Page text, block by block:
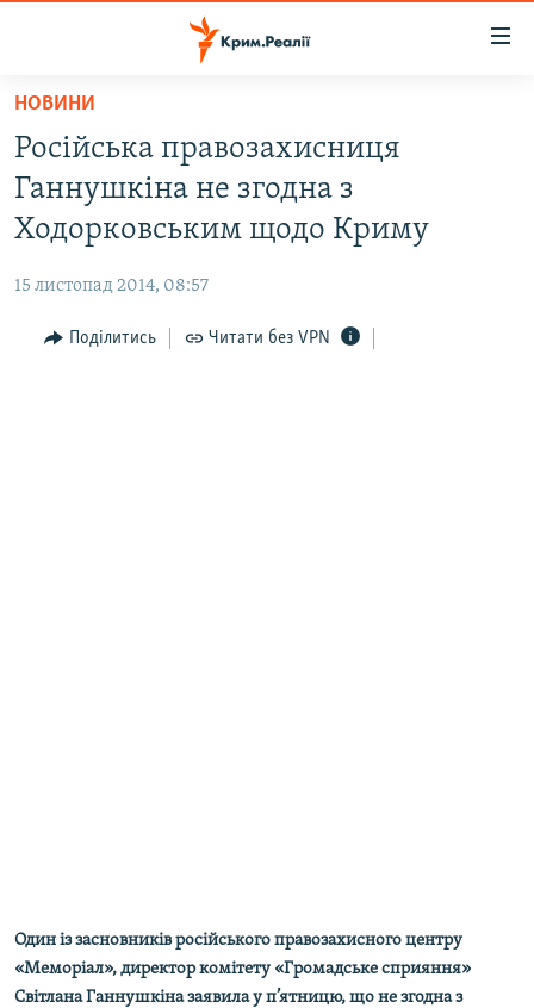
Перейти
основного
матеріалу
Перейти
до
основної
Перейти
ВІДЕО ТА ФОТО
БЛОГИ
ПОГЛЯД
НОВИНИ
Російська правозахисниця
Ганнушкіна не згодна з
Ходорковським щодо Криму
15 листопад 2014, 08:57
Поділитись Читати без VPN
Один із засновників російського правозахисного центру
«Меморіал», директор комітету «Громадське сприяння»
Світлана Ганнушкіна заявила у п’ятницю, що не згодна з